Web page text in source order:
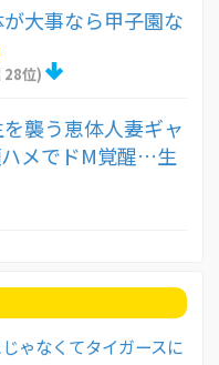
大事なら甲子園な
28位)
襲う恵体人妻ギャ
メでドM覚醒…生
ゃなくてタイガースに